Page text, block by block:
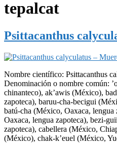
tepalcat
Psittacanthus
Nombre científico: Psittacanthus
Denominación o nombre común:
chinanteco), ak’awis (México),
zapoteca), baruu-cha-becigui
batú-cha (México, Oaxaca,
Oaxaca, lengua zapoteca), bezi-
zapoteca), cabellera (México,
(México), chak-k’euel (México,